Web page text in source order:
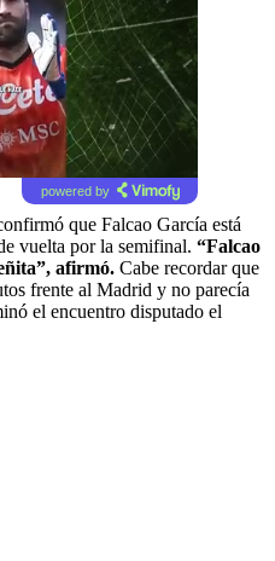
powered by
que Falcao García está
vuelta por la semifinal. “Falcao
afirmó. Cabe recordar que
frente al Madrid y no parecía
el encuentro disputado el